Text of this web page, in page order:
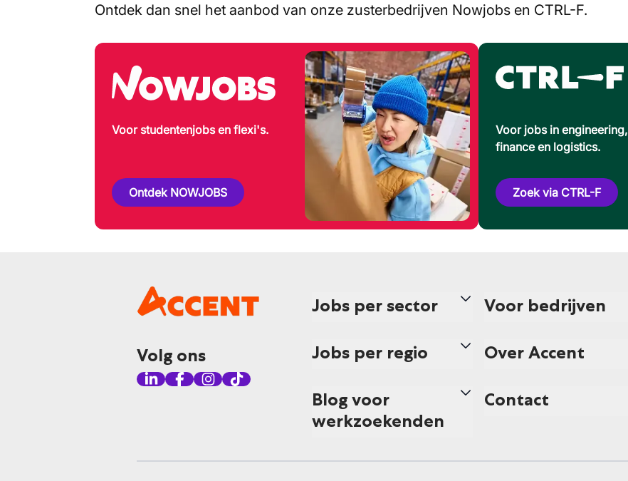
Ontdek dan snel het aanbod van onze zusterbedrijven Nowjobs en CTRL-F.
Voor studentenjobs en flexi's.
Ontdek NOWJOBS
Voor jobs in engineering,
finance en logistics.
Zoek via CTRL-F
Volg ons
Jobs per sector
Jobs per regio
Blog voor
werkzoekenden
Voor bedrijven
Over Accent
Contact